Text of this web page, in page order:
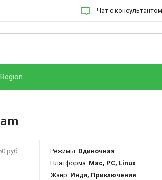
Чат с консультантом
руб. Режимы: Одиночная
Платформа: Mac, PC, Linux
Жанр: Инди, Приключения